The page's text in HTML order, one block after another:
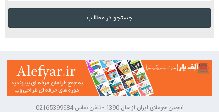
جستجو در مطالب
انجمن جوملای ایران از سال 1390 - تلفن تماس 02165399984